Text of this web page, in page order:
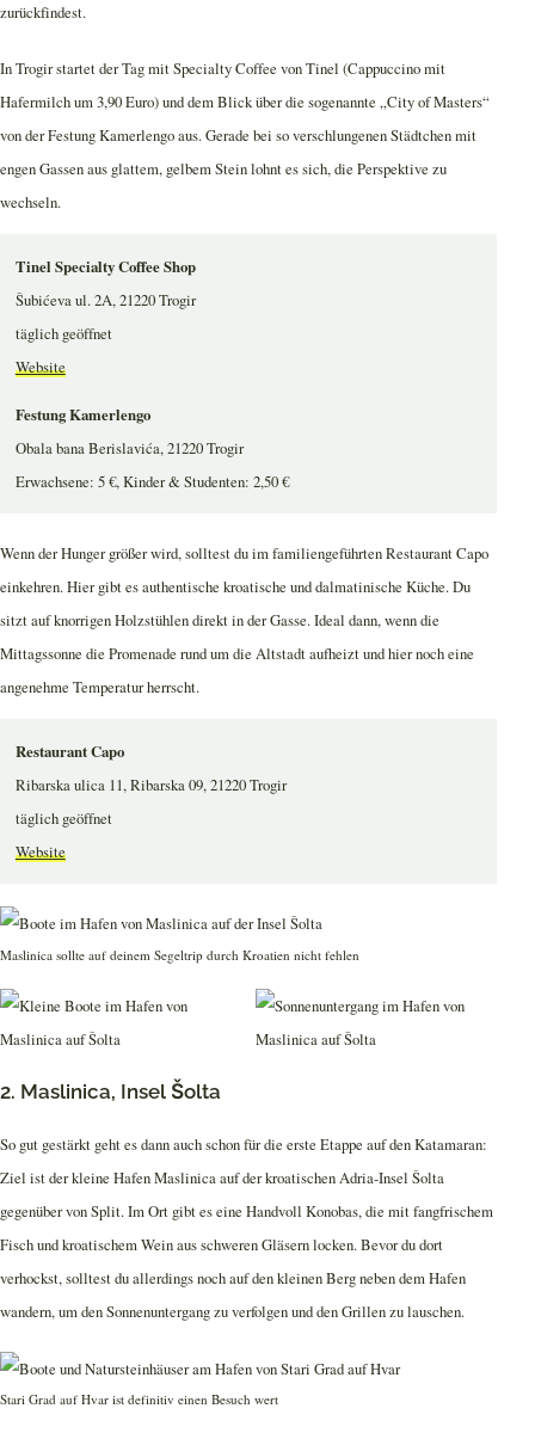
zurückfindest.
In Trogir startet der Tag mit Specialty Coffee von Tinel (Cappuccino mit
Hafermilch um 3,90 Euro) und dem Blick über die sogenannte „City of Masters“
von der Festung Kamerlengo aus. Gerade bei so verschlungenen Städtchen mit
engen Gassen aus glattem, gelbem Stein lohnt es sich, die Perspektive zu
wechseln.
Tinel Specialty Coffee Shop
Šubićeva ul. 2A, 21220 Trogir
täglich geöffnet
Website
Festung Kamerlengo
Obala bana Berislavića, 21220 Trogir
Erwachsene: 5 €, Kinder & Studenten: 2,50 €
Wenn der Hunger größer wird, solltest du im familiengeführten Restaurant Capo
einkehren. Hier gibt es authentische kroatische und dalmatinische Küche. Du
sitzt auf knorrigen Holzstühlen direkt in der Gasse. Ideal dann, wenn die
Mittagssonne die Promenade rund um die Altstadt aufheizt und hier noch eine
angenehme Temperatur herrscht.
Restaurant Capo
Ribarska ulica 11, Ribarska 09, 21220 Trogir
täglich geöffnet
Website
Maslinica sollte auf deinem Segeltrip durch Kroatien nicht fehlen
2. Maslinica, Insel Šolta
So gut gestärkt geht es dann auch schon für die erste Etappe auf den Katamaran:
Ziel ist der kleine Hafen Maslinica auf der kroatischen Adria-Insel Šolta
gegenüber von Split. Im Ort gibt es eine Handvoll Konobas, die mit fangfrischem
Fisch und kroatischem Wein aus schweren Gläsern locken. Bevor du dort
verhockst, solltest du allerdings noch auf den kleinen Berg neben dem Hafen
wandern, um den Sonnenuntergang zu verfolgen und den Grillen zu lauschen.
Stari Grad auf Hvar ist definitiv einen Besuch wert